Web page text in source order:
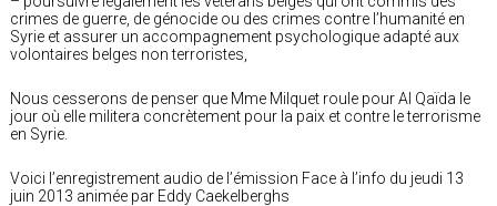
crimes de guerre, de génocide ou des crimes contre l’humanité en
Syrie et assurer un accompagnement psychologique adapté aux
volontaires belges non terroristes,
Nous cesserons de penser que Mme Milquet roule pour Al Qaïda le
jour où elle militera concrètement pour la paix et contre le terrorisme
en Syrie.
Voici l’enregistrement audio de l’émission Face à l’info du jeudi 13
juin 2013 animée par Eddy Caekelberghs